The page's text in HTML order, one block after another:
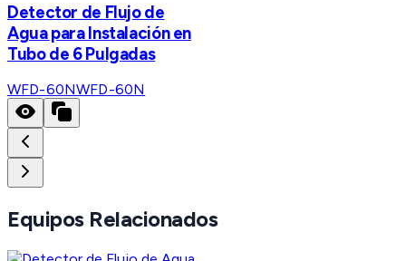
Detector de Flujo de
Agua para Instalación en
Tubo de 6 Pulgadas
WFD-60NWFD-60N
Equipos Relacionados